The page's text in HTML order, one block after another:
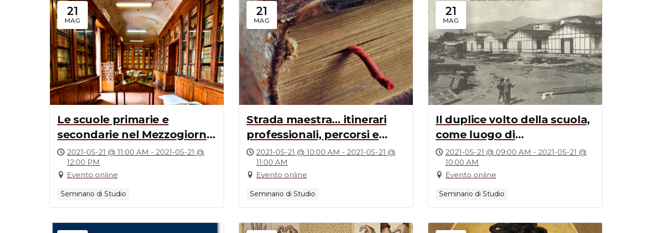
21
MAG
Le scuole primarie e
secondarie nel Mezzogiorno
continentale (1806-1860)
2021-05-21 @ 11:00 AM - 2021-05-21 @
12:00 PM
Evento online
Seminario di Studio
21
MAG
Strada maestra… itinerari
professionali, percorsi e
destini degli insegnanti
elementari in Sardegna dal
1824 al 1904
2021-05-21 @ 10:00 AM - 2021-05-21 @
11:00 AM
Evento online
Seminario di Studio
21
MAG
Il duplice volto della scuola,
come luogo di
aggregazione fisica e come
momento di crescita
didattica: Messina dal
postunitario alla rinascita
dopo il terremoto del 1908
2021-05-21 @ 09:00 AM - 2021-05-21 @
10:00 AM
Evento online
Seminario di Studio